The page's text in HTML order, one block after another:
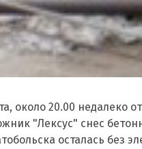
около 20.00 недалеко
"Лексус" снес
осталась без